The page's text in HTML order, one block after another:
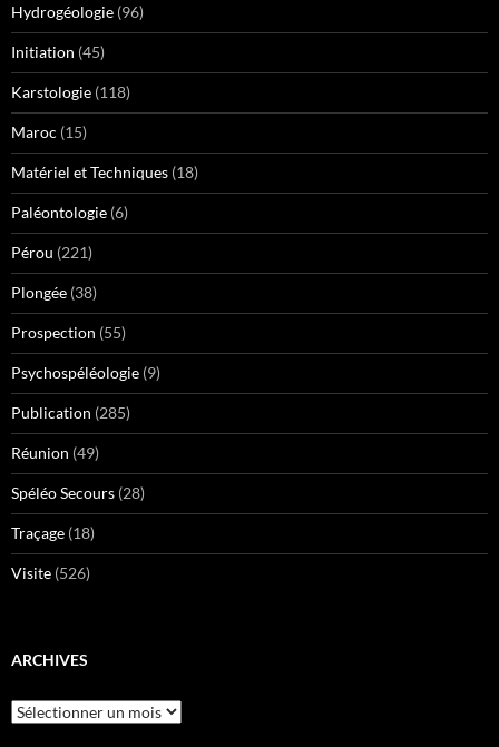
Hydrogéologie (96)
Initiation (45)
Karstologie (118)
Maroc (15)
Matériel et Techniques (18)
Paléontologie (6)
Pérou (221)
Plongée (38)
Prospection (55)
Psychospéléologie (9)
Publication (285)
Réunion (49)
Spéléo Secours (28)
Traçage (18)
Visite (526)
ARCHIVES
Archives